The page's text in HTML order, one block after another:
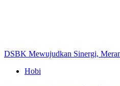
DSBK Mewujudkan Sinergi,
Hobi